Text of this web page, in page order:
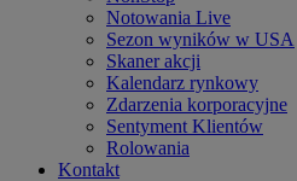
Notowania Live
Sezon wyników w USA
Skaner akcji
Kalendarz rynkowy
Zdarzenia korporacyjne
Sentyment Klientów
Rolowania
Kontakt